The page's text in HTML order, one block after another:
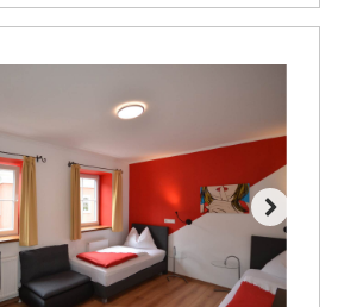
4.645
6.145
4.745
DKK 4.745
4.195
5.595
DKK 4.045
7.045